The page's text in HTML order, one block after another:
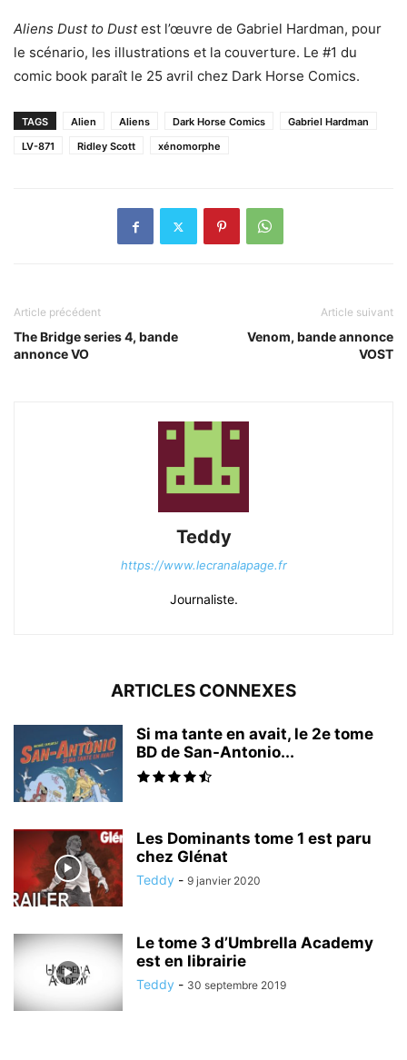
Aliens Dust to Dustest l’œuvre de Gabriel Hardman, pour
le scénario, les illustrations et la couverture. Le #1 du
comic book paraît le 25 avril chez Dark Horse Comics.
TAGS Alien Aliens Dark Horse Comics
Gabriel Hardman
LV-871
Ridley Scott xénomorphe
Article précédent
The Bridge series 4, bande
annonce VO
Article suivant
Venom, bande annonce
VOST
Teddy
https://www.lecranalapage.fr
Journaliste.
ARTICLES CONNEXES
Si ma tante en avait, le 2e tome
BD de San-Antonio...
Les Dominants tome 1 est paru
chez Glénat
Teddy - 9 janvier 2020
Le tome 3 d’Umbrella Academy
est en librairie
Teddy - 30 septembre 2019